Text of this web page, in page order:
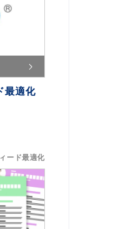
最適化
ード最適化